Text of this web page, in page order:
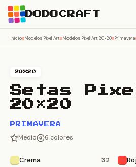
DODOCRAFT
Inicio Modelos Pixel Art Modelos Pixel Art 20×20 Primavera
20X20
Setas
20×20
PRIMAVERA
Medio 6 colores
Crema 32